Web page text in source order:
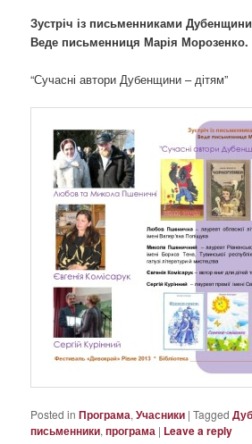
Зустріч із письменниками
Веде письменниця Марія Морозенко.
“Сучасні автори Дубенщини – дітям”
Posted in Програма,Учасники |Tagged
письменники,програма | Leave a reply